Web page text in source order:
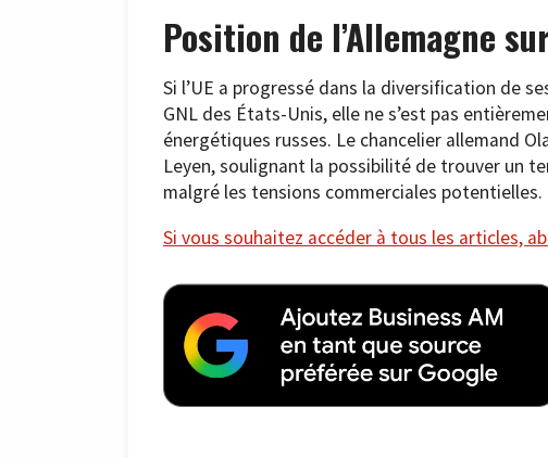
Position de l’Allemagne
Si l’UE a progressé dans la diversification de
GNL des États-Unis, elle ne s’est pas
énergétiques russes. Le chancelier allemand
Leyen, soulignant la possibilité de trouver un
malgré les tensions commerciales potentielles.
Si vous souhaitez accéder à tous les articles,